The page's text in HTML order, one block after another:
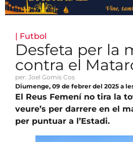
| Futbol
Desfeta per la
contra el
per: Joel Gomis Cos
Diumenge, 09 de febrer del 2025 a
El Reus Femení no tira la
veure’s per darrere en el
per puntuar a l’Estadi.